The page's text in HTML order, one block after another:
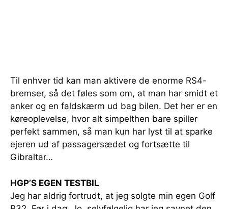
Til enhver tid kan man aktivere de enorme RS4-
bremser, så det føles som om, at man har smidt et
anker og en faldskærm ud bag bilen. Det her er en
køreoplevelse, hvor alt simpelthen bare spiller
perfekt sammen, så man kun har lyst til at sparke
ejeren ud af passagersædet og fortsætte til
Gibraltar…
HGP’S EGEN TESTBIL
Jeg har aldrig fortrudt, at jeg solgte min egen Golf